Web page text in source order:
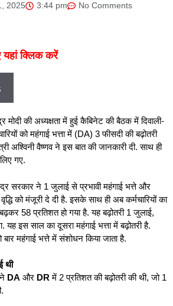
2025 3:44 pm No Comments
यहां क्लिक करें
मोदी की अध्यक्षता में हुई कैबिनेट की बैठक में दिवाली-
को महंगाई भत्ता में (DA) 3 फीसदी की बढ़ोतरी
अश्विनी वैष्णव ने इस बात की जानकारी दी. साथ ही
गए.
सरकार ने 1 जुलाई से प्रभावी महंगाई भत्ते और
को मंजूरी दे दी है. इसके साथ ही अब कर्मचारियों का
58 प्रतिशत हो गया है. यह बढ़ोतरी 1 जुलाई,
यह इस साल का दूसरा महंगाई भत्ता में बढ़ोतरी है.
महंगाई भत्ते में संशोधन किया जाता है.
थी
DA और DR में 2 प्रतिशत की बढ़ोतरी की थी, जो 1